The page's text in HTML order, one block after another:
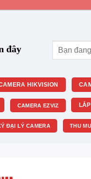
đây
Tìm
HIKVISION
CAMERA EZVIZ
ĐẠI LÝ CAMERA THU